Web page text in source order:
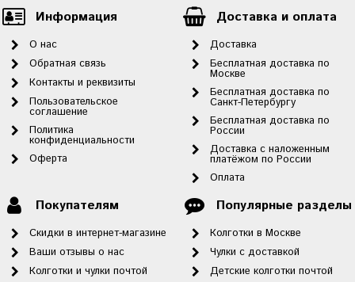
Информация
О нас
Обратная связь
Контакты и реквизиты
Пользовательское
соглашение
Политика
конфиденциальности
Оферта
Доставка и оплата
Доставка
Бесплатная доставка по
Москве
Бесплатная доставка по
Санкт-Петербургу
Бесплатная доставка по
России
Доставка с наложенным
платёжом по России
Оплата
Покупателям
Скидки в интернет-магазине
Ваши отзывы о нас
Колготки и чулки почтой
Популярные разделы
Колготки в Москве
Чулки с доставкой
Детские колготки почтой